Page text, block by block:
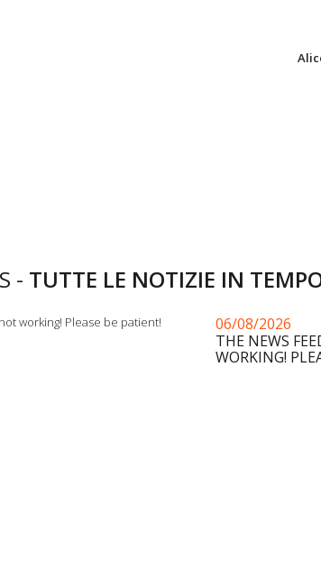
- TUTTE LE NOTIZIE IN
06/08/2026
THE NEWS
WORKING!